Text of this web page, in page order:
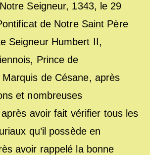
Notre Seigneur, 1343, le 29
de Notre Saint Père
Seigneur Humbert II,
Prince de
de Césane, après
et nombreuses
avoir fait vérifier tous les
qu’il possède en
avoir rappelé la bonne